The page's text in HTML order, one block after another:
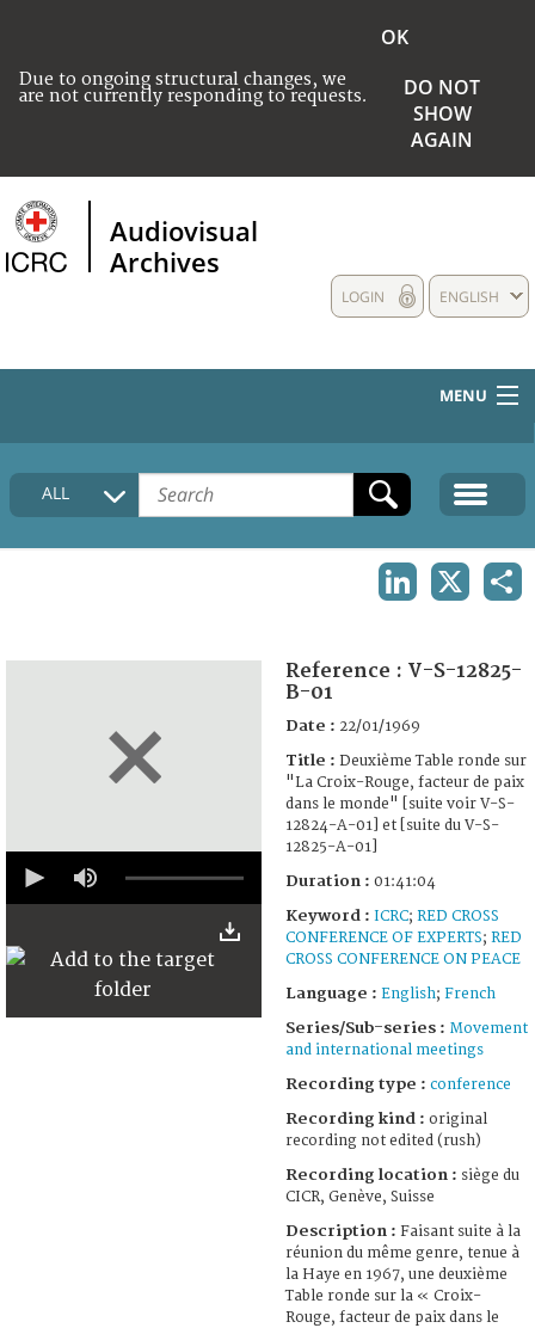
Due to ongoing structural changes, we
are not currently responding to requests.
OK
DO NOT
SHOW
AGAIN
Audiovisual
Archives
ENGLISH
LOGIN
MENU
HOME
COLLECTIONS DESCRIPTION
ALL
seconds
41
Reference : V-S-12825-
B-01
Date : 22/01/1969
Title : Deuxième Table ronde sur
"La Croix-Rouge, facteur de paix
dans le monde" [suite voir V-S-
12824-A-01] et [suite du V-S-
12825-A-01]
Duration : 01:41:04
Keyword : ICRC; RED CROSS
CONFERENCE OF EXPERTS; RED
CROSS CONFERENCE ON PEACE
Language : English; French
Series/Sub-series : Movement
and international meetings
Recording type : conference
Recording kind : original
recording not edited (rush)
Recording location : siège du
CICR, Genève, Suisse
Description : Faisant suite à la
réunion du même genre, tenue à
la Haye en 1967, une deuxième
Table ronde sur la « Croix-
Rouge, facteur de paix dans le